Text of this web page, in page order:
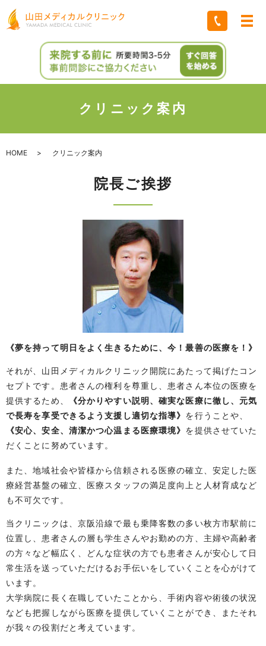
クリニック案内
HOME クリニック案内
院長ご挨拶
《夢を持って明日をよく生きるために、今！最善の医療を！》
それが、山田メディカルクリニック開院にあたって掲げたコン
セプトです。患者さんの権利を尊重し、患者さん本位の医療を
提供するため、
《分かりやすい説明、確実な医療に徹し、元気
で長寿を享受できるよう支援し適切な指導》 を行うことや、
《安心、安全、清潔かつ心温まる医療環境》 を提供させていた
だくことに努めています。
また、地域社会や皆様から信頼される医療の確立、安定した医
療経営基盤の確立、医療スタッフの満足度向上と人材育成など
も不可欠です。
当クリニックは、京阪沿線で最も乗降客数の多い枚方市駅前に
位置し、患者さんの層も学生さんやお勤めの方、主婦や高齢者
の方々など幅広く、どんな症状の方でも患者さんが安心して日
常生活を送っていただけるお手伝いをしていくことを心がけて
います。
大学病院に長く在職していたことから、手術内容や術後の状況
なども把握しながら医療を提供していくことができ、またそれ
が我々の役割だと考えています。